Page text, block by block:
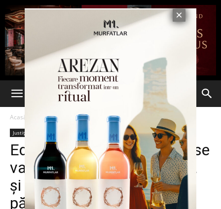
Acasă Justiție
Justiție Știri din România Ultima oră
Educația sexuală la școală se
va face doar din clasa a 8-a
și doar cu acordul scris al
părinților